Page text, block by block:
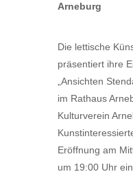
Arneburg
Die lettische
präsentiert ihre
„Ansichten
im Rathaus
Kulturverein
Eröffnung am
um 19:00 Uhr ein.